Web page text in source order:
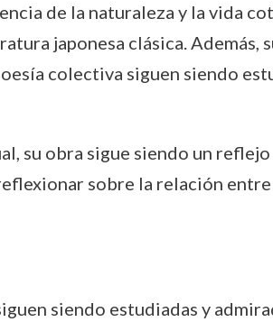
de la naturaleza y la vida
japonesa clásica. Además,
colectiva siguen siendo
su obra sigue siendo un
sobre la relación
siendo estudiadas y